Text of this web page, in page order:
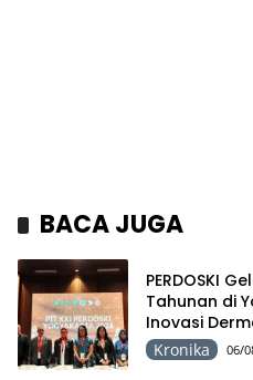
BACA JUGA
PERDOSKI
Tahunan di
Inovasi
Kronika 06/